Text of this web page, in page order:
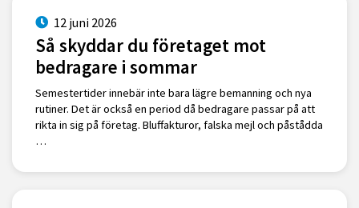
12 juni 2026
Så skyddar du företaget mot
bedragare i sommar
Semestertider innebär inte bara lägre bemanning och nya
rutiner. Det är också en period då bedragare passar på att
rikta in sig på företag. Bluffakturor, falska mejl och påstådda
…